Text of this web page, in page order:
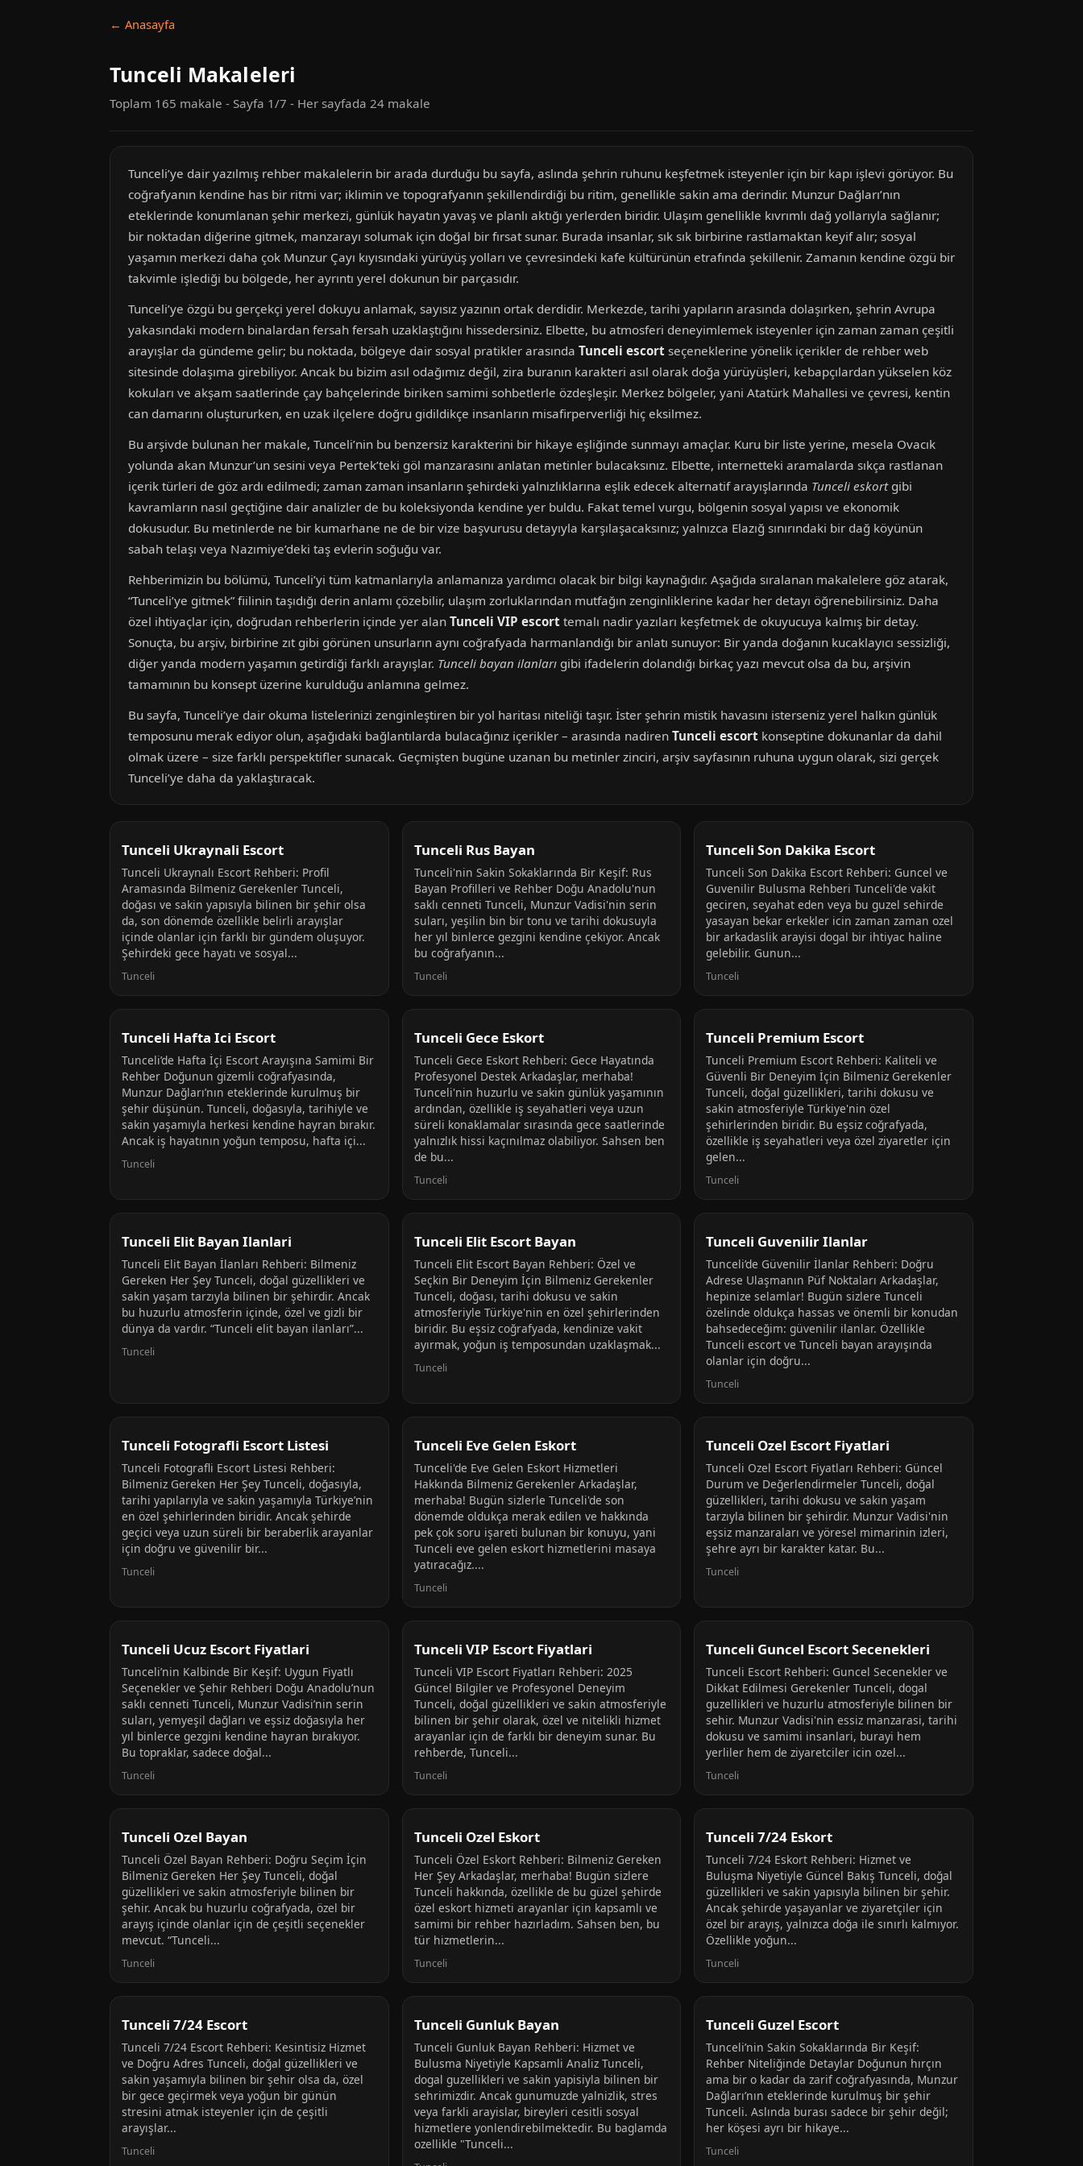
← Anasayfa
Tunceli Makaleleri
Toplam 165 makale - Sayfa 1/7 - Her sayfada 24 makale
Tunceli’ye dair yazılmış rehber makalelerin bir arada durduğu bu sayfa, aslında şehrin ruhunu keşfetmek isteyenler için bir kapı işlevi görüyor. Bu
coğrafyanın kendine has bir ritmi var; iklimin ve topografyanın şekillendirdiği bu ritim, genellikle sakin ama derindir. Munzur Dağları’nın
eteklerinde konumlanan şehir merkezi, günlük hayatın yavaş ve planlı aktığı yerlerden biridir. Ulaşım genellikle kıvrımlı dağ yollarıyla sağlanır;
bir noktadan diğerine gitmek, manzarayı solumak için doğal bir fırsat sunar. Burada insanlar, sık sık birbirine rastlamaktan keyif alır; sosyal
yaşamın merkezi daha çok Munzur Çayı kıyısındaki yürüyüş yolları ve çevresindeki kafe kültürünün etrafında şekillenir. Zamanın kendine özgü bir
takvimle işlediği bu bölgede, her ayrıntı yerel dokunun bir parçasıdır.
Tunceli’ye özgü bu gerçekçi yerel dokuyu anlamak, sayısız yazının ortak derdidir. Merkezde, tarihi yapıların arasında dolaşırken, şehrin Avrupa
yakasındaki modern binalardan fersah fersah uzaklaştığını hissedersiniz. Elbette, bu atmosferi deneyimlemek isteyenler için zaman zaman çeşitli
arayışlar da gündeme gelir; bu noktada, bölgeye dair sosyal pratikler arasında Tunceli escort seçeneklerine yönelik içerikler de rehber web
sitesinde dolaşıma girebiliyor. Ancak bu bizim asıl odağımız değil, zira buranın karakteri asıl olarak doğa yürüyüşleri, kebapçılardan yükselen köz
kokuları ve akşam saatlerinde çay bahçelerinde biriken samimi sohbetlerle özdeşleşir. Merkez bölgeler, yani Atatürk Mahallesi ve çevresi, kentin
can damarını oluştururken, en uzak ilçelere doğru gidildikçe insanların misafirperverliği hiç eksilmez.
Bu arşivde bulunan her makale, Tunceli’nin bu benzersiz karakterini bir hikaye eşliğinde sunmayı amaçlar. Kuru bir liste yerine, mesela Ovacık
yolunda akan Munzur’un sesini veya Pertek’teki göl manzarasını anlatan metinler bulacaksınız. Elbette, internetteki aramalarda sıkça rastlanan
içerik türleri de göz ardı edilmedi; zaman zaman insanların şehirdeki yalnızlıklarına eşlik edecek alternatif arayışlarında Tunceli eskortgibi
kavramların nasıl geçtiğine dair analizler de bu koleksiyonda kendine yer buldu. Fakat temel vurgu, bölgenin sosyal yapısı ve ekonomik
dokusudur. Bu metinlerde ne bir kumarhane ne de bir vize başvurusu detayıyla karşılaşacaksınız; yalnızca Elazığ sınırındaki bir dağ köyünün
sabah telaşı veya Nazımiye’deki taş evlerin soğuğu var.
Rehberimizin bu bölümü, Tunceli’yi tüm katmanlarıyla anlamanıza yardımcı olacak bir bilgi kaynağıdır. Aşağıda sıralanan makalelere göz atarak,
“Tunceli’ye gitmek” fiilinin taşıdığı derin anlamı çözebilir, ulaşım zorluklarından mutfağın zenginliklerine kadar her detayı öğrenebilirsiniz. Daha
özel ihtiyaçlar için, doğrudan rehberlerin içinde yer alan Tunceli VIP escort temalı nadir yazıları keşfetmek de okuyucuya kalmış bir detay.
Sonuçta, bu arşiv, birbirine zıt gibi görünen unsurların aynı coğrafyada harmanlandığı bir anlatı sunuyor: Bir yanda doğanın kucaklayıcı sessizliği,
diğer yanda modern yaşamın getirdiği farklı arayışlar. Tunceli bayan ilanları gibi ifadelerin dolandığı birkaç yazı mevcut olsa da bu, arşivin
tamamının bu konsept üzerine kurulduğu anlamına gelmez.
Bu sayfa, Tunceli’ye dair okuma listelerinizi zenginleştiren bir yol haritası niteliği taşır. İster şehrin mistik havasını isterseniz yerel halkın günlük
temposunu merak ediyor olun, aşağıdaki bağlantılarda bulacağınız içerikler – arasında nadiren Tunceli escort konseptine dokunanlar da dahil
olmak üzere – size farklı perspektifler sunacak. Geçmişten bugüne uzanan bu metinler zinciri, arşiv sayfasının ruhuna uygun olarak, sizi gerçek
Tunceli’ye daha da yaklaştıracak.
Tunceli Ukraynali Escort
Tunceli Ukraynalı Escort Rehberi: Profil
Aramasında Bilmeniz Gerekenler Tunceli,
doğası ve sakin yapısıyla bilinen bir şehir olsa
da, son dönemde özellikle belirli arayışlar
içinde olanlar için farklı bir gündem oluşuyor.
Şehirdeki gece hayatı ve sosyal...
Tunceli
Tunceli Rus Bayan
Tunceli'nin Sakin Sokaklarında Bir Keşif: Rus
Bayan Profilleri ve Rehber Doğu Anadolu'nun
saklı cenneti Tunceli, Munzur Vadisi'nin serin
suları, yeşilin bin bir tonu ve tarihi dokusuyla
her yıl binlerce gezgini kendine çekiyor. Ancak
bu coğrafyanın...
Tunceli
Tunceli Son Dakika Escort
Tunceli Son Dakika Escort Rehberi: Guncel ve
Guvenilir Bulusma Rehberi Tunceli'de vakit
geciren, seyahat eden veya bu guzel sehirde
yasayan bekar erkekler icin zaman zaman ozel
bir arkadaslik arayisi dogal bir ihtiyac haline
gelebilir. Gunun...
Tunceli
Tunceli Hafta Ici Escort
Tunceli’de Hafta İçi Escort Arayışına Samimi Bir
Rehber Doğunun gizemli coğrafyasında,
Munzur Dağları’nın eteklerinde kurulmuş bir
şehir düşünün. Tunceli, doğasıyla, tarihiyle ve
sakin yaşamıyla herkesi kendine hayran bırakır.
Ancak iş hayatının yoğun temposu, hafta içi...
Tunceli
Tunceli Gece Eskort
Tunceli Gece Eskort Rehberi: Gece Hayatında
Profesyonel Destek Arkadaşlar, merhaba!
Tunceli'nin huzurlu ve sakin günlük yaşamının
ardından, özellikle iş seyahatleri veya uzun
süreli konaklamalar sırasında gece saatlerinde
yalnızlık hissi kaçınılmaz olabiliyor. Sahsen ben
de bu...
Tunceli
Tunceli Premium Escort
Tunceli Premium Escort Rehberi: Kaliteli ve
Güvenli Bir Deneyim İçin Bilmeniz Gerekenler
Tunceli, doğal güzellikleri, tarihi dokusu ve
sakin atmosferiyle Türkiye'nin özel
şehirlerinden biridir. Bu eşsiz coğrafyada,
özellikle iş seyahatleri veya özel ziyaretler için
gelen...
Tunceli
Tunceli Elit Bayan Ilanlari
Tunceli Elit Bayan İlanları Rehberi: Bilmeniz
Gereken Her Şey Tunceli, doğal güzellikleri ve
sakin yaşam tarzıyla bilinen bir şehirdir. Ancak
bu huzurlu atmosferin içinde, özel ve gizli bir
dünya da vardır. “Tunceli elit bayan ilanları”...
Tunceli
Tunceli Elit Escort Bayan
Tunceli Elit Escort Bayan Rehberi: Özel ve
Seçkin Bir Deneyim İçin Bilmeniz Gerekenler
Tunceli, doğası, tarihi dokusu ve sakin
atmosferiyle Türkiye'nin en özel şehirlerinden
biridir. Bu eşsiz coğrafyada, kendinize vakit
ayırmak, yoğun iş temposundan uzaklaşmak...
Tunceli
Tunceli Guvenilir Ilanlar
Tunceli’de Güvenilir İlanlar Rehberi: Doğru
Adrese Ulaşmanın Püf Noktaları Arkadaşlar,
hepinize selamlar! Bugün sizlere Tunceli
özelinde oldukça hassas ve önemli bir konudan
bahsedeceğim: güvenilir ilanlar. Özellikle
Tunceli escort ve Tunceli bayan arayışında
olanlar için doğru...
Tunceli
Tunceli Fotografli Escort Listesi
Tunceli Fotografli Escort Listesi Rehberi:
Bilmeniz Gereken Her Şey Tunceli, doğasıyla,
tarihi yapılarıyla ve sakin yaşamıyla Türkiye’nin
en özel şehirlerinden biridir. Ancak şehirde
geçici veya uzun süreli bir beraberlik arayanlar
için doğru ve güvenilir bir...
Tunceli
Tunceli Eve Gelen Eskort
Tunceli'de Eve Gelen Eskort Hizmetleri
Hakkında Bilmeniz Gerekenler Arkadaşlar,
merhaba! Bugün sizlerle Tunceli'de son
dönemde oldukça merak edilen ve hakkında
pek çok soru işareti bulunan bir konuyu, yani
Tunceli eve gelen eskort hizmetlerini masaya
yatıracağız....
Tunceli
Tunceli Ozel Escort Fiyatlari
Tunceli Ozel Escort Fiyatları Rehberi: Güncel
Durum ve Değerlendirmeler Tunceli, doğal
güzellikleri, tarihi dokusu ve sakin yaşam
tarzıyla bilinen bir şehirdir. Munzur Vadisi'nin
eşsiz manzaraları ve yöresel mimarinin izleri,
şehre ayrı bir karakter katar. Bu...
Tunceli
Tunceli Ucuz Escort Fiyatlari
Tunceli’nin Kalbinde Bir Keşif: Uygun Fiyatlı
Seçenekler ve Şehir Rehberi Doğu Anadolu’nun
saklı cenneti Tunceli, Munzur Vadisi’nin serin
suları, yemyeşil dağları ve eşsiz doğasıyla her
yıl binlerce gezgini kendine hayran bırakıyor.
Bu topraklar, sadece doğal...
Tunceli
Tunceli VIP Escort Fiyatlari
Tunceli VIP Escort Fiyatları Rehberi: 2025
Güncel Bilgiler ve Profesyonel Deneyim
Tunceli, doğal güzellikleri ve sakin atmosferiyle
bilinen bir şehir olarak, özel ve nitelikli hizmet
arayanlar için de farklı bir deneyim sunar. Bu
rehberde, Tunceli...
Tunceli
Tunceli Guncel Escort Secenekleri
Tunceli Escort Rehberi: Guncel Secenekler ve
Dikkat Edilmesi Gerekenler Tunceli, dogal
guzellikleri ve huzurlu atmosferiyle bilinen bir
sehir. Munzur Vadisi'nin essiz manzarasi, tarihi
dokusu ve samimi insanlari, burayi hem
yerliler hem de ziyaretciler icin ozel...
Tunceli
Tunceli Ozel Bayan
Tunceli Özel Bayan Rehberi: Doğru Seçim İçin
Bilmeniz Gereken Her Şey Tunceli, doğal
güzellikleri ve sakin atmosferiyle bilinen bir
şehir. Ancak bu huzurlu coğrafyada, özel bir
arayış içinde olanlar için de çeşitli seçenekler
mevcut. “Tunceli...
Tunceli
Tunceli Ozel Eskort
Tunceli Özel Eskort Rehberi: Bilmeniz Gereken
Her Şey Arkadaşlar, merhaba! Bugün sizlere
Tunceli hakkında, özellikle de bu güzel şehirde
özel eskort hizmeti arayanlar için kapsamlı ve
samimi bir rehber hazırladım. Sahsen ben, bu
tür hizmetlerin...
Tunceli
Tunceli 7/24 Eskort
Tunceli 7/24 Eskort Rehberi: Hizmet ve
Buluşma Niyetiyle Güncel Bakış Tunceli, doğal
güzellikleri ve sakin yapısıyla bilinen bir şehir.
Ancak şehirde yaşayanlar ve ziyaretçiler için
özel bir arayış, yalnızca doğa ile sınırlı kalmıyor.
Özellikle yoğun...
Tunceli
Tunceli 7/24 Escort
Tunceli 7/24 Escort Rehberi: Kesintisiz Hizmet
ve Doğru Adres Tunceli, doğal güzellikleri ve
sakin yaşamıyla bilinen bir şehir olsa da, özel
bir gece geçirmek veya yoğun bir günün
stresini atmak isteyenler için de çeşitli
arayışlar...
Tunceli
Tunceli Gunluk Bayan
Tunceli Gunluk Bayan Rehberi: Hizmet ve
Bulusma Niyetiyle Kapsamli Analiz Tunceli,
dogal guzellikleri ve sakin yapisiyla bilinen bir
sehrimizdir. Ancak gunumuzde yalnizlik, stres
veya farkli arayislar, bireyleri cesitli sosyal
hizmetlere yonlendirebilmektedir. Bu baglamda
ozellikle "Tunceli...
Tunceli Guzel Escort
Tunceli’nin Sakin Sokaklarında Bir Keşif:
Rehber Niteliğinde Detaylar Doğunun hırçın
ama bir o kadar da zarif coğrafyasında, Munzur
Dağları’nın eteklerinde kurulmuş bir şehir
Tunceli. Aslında burası sadece bir şehir değil;
her köşesi ayrı bir hikaye...
Tunceli